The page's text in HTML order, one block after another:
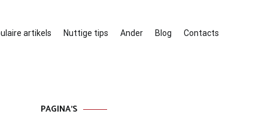
artikels Nuttige tips Ander Blog Contacts
PAGINA’S